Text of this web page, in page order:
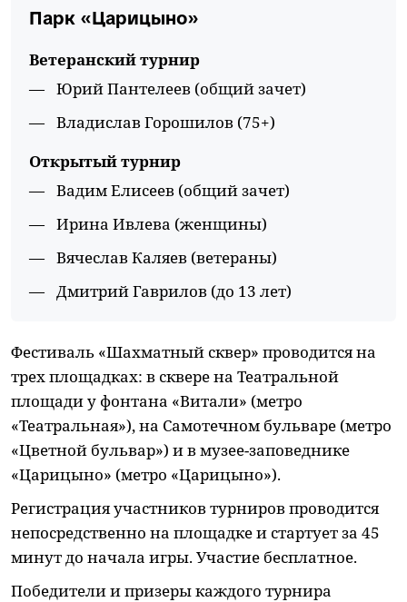
Парк «Царицыно»
Ветеранский турнир
Юрий Пантелеев (общий зачет)
Владислав Горошилов (75+)
Открытый турнир
Вадим Елисеев (общий зачет)
Ирина Ивлева (женщины)
Вячеслав Каляев (ветераны)
Дмитрий Гаврилов (до 13 лет)
Фестиваль «Шахматный сквер» проводится на
трех площадках: в сквере на Театральной
площади у фонтана «Витали» (метро
«Театральная»), на Самотечном бульваре (метро
«Цветной бульвар») и в музее-заповеднике
«Царицыно» (метро «Царицыно»).
Регистрация участников турниров проводится
непосредственно на площадке и стартует за 45
минут до начала игры. Участие бесплатное.
Победители и призеры каждого турнира